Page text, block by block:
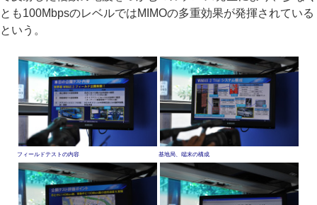
とも100MbpsのレベルではMIMOの多重効果が発揮されている
という。
フィールドテストの内容 基地局、端末の構成